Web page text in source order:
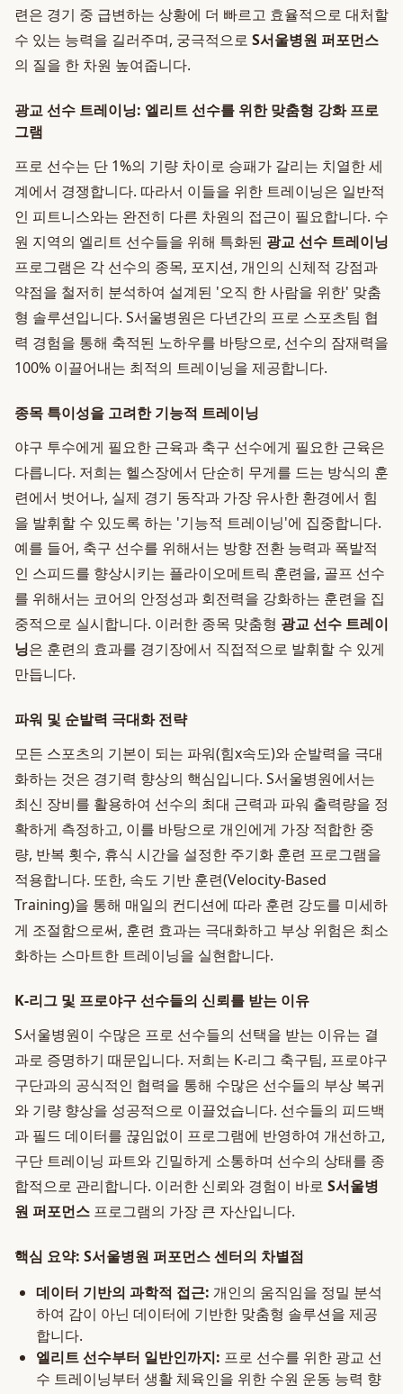
련은 경기 중 급변하는 상황에 더 빠르고 효율적으로 대처할
수 있는 능력을 길러주며, 궁극적으로 S서울병원 퍼포먼스
의 질을 한 차원 높여줍니다.
광교 선수 트레이닝: 엘리트 선수를 위한 맞춤형 강화 프로
그램
프로 선수는 단 1%의 기량 차이로 승패가 갈리는 치열한 세
계에서 경쟁합니다. 따라서 이들을 위한 트레이닝은 일반적
인 피트니스와는 완전히 다른 차원의 접근이 필요합니다. 수
원 지역의 엘리트 선수들을 위해 특화된 광교 선수 트레이닝
프로그램은 각 선수의 종목, 포지션, 개인의 신체적 강점과
약점을 철저히 분석하여 설계된 '오직 한 사람을 위한' 맞춤
형 솔루션입니다. S서울병원은 다년간의 프로 스포츠팀 협
력 경험을 통해 축적된 노하우를 바탕으로, 선수의 잠재력을
100% 이끌어내는 최적의 트레이닝을 제공합니다.
종목 특이성을 고려한 기능적 트레이닝
야구 투수에게 필요한 근육과 축구 선수에게 필요한 근육은
다릅니다. 저희는 헬스장에서 단순히 무게를 드는 방식의 훈
련에서 벗어나, 실제 경기 동작과 가장 유사한 환경에서 힘
을 발휘할 수 있도록 하는 '기능적 트레이닝'에 집중합니다.
예를 들어, 축구 선수를 위해서는 방향 전환 능력과 폭발적
인 스피드를 향상시키는 플라이오메트릭 훈련을, 골프 선수
를 위해서는 코어의 안정성과 회전력을 강화하는 훈련을 집
중적으로 실시합니다. 이러한 종목 맞춤형 광교 선수 트레이
닝은 훈련의 효과를 경기장에서 직접적으로 발휘할 수 있게
만듭니다.
파워 및 순발력 극대화 전략
모든 스포츠의 기본이 되는 파워(힘x속도)와 순발력을 극대
화하는 것은 경기력 향상의 핵심입니다. S서울병원에서는
최신 장비를 활용하여 선수의 최대 근력과 파워 출력량을 정
확하게 측정하고, 이를 바탕으로 개인에게 가장 적합한 중
량, 반복 횟수, 휴식 시간을 설정한 주기화 훈련 프로그램을
적용합니다. 또한, 속도 기반 훈련(Velocity-Based
Training)을 통해 매일의 컨디션에 따라 훈련 강도를 미세하
게 조절함으로써, 훈련 효과는 극대화하고 부상 위험은 최소
화하는 스마트한 트레이닝을 실현합니다.
K-리그 및 프로야구 선수들의 신뢰를 받는 이유
S서울병원이 수많은 프로 선수들의 선택을 받는 이유는 결
과로 증명하기 때문입니다. 저희는 K-리그 축구팀, 프로야구
구단과의 공식적인 협력을 통해 수많은 선수들의 부상 복귀
와 기량 향상을 성공적으로 이끌었습니다. 선수들의 피드백
과 필드 데이터를 끊임없이 프로그램에 반영하여 개선하고,
구단 트레이닝 파트와 긴밀하게 소통하며 선수의 상태를 종
합적으로 관리합니다. 이러한 신뢰와 경험이 바로 S서울병
원 퍼포먼스 프로그램의 가장 큰 자산입니다.
핵심 요약: S서울병원 퍼포먼스 센터의 차별점
데이터 기반의 과학적 접근: 개인의 움직임을 정밀 분석
하여 감이 아닌 데이터에 기반한 맞춤형 솔루션을 제공
합니다.
엘리트 선수부터 일반인까지: 프로 선수를 위한 광교 선
수 트레이닝부터 생활 체육인을 위한 수원 운동 능력 향